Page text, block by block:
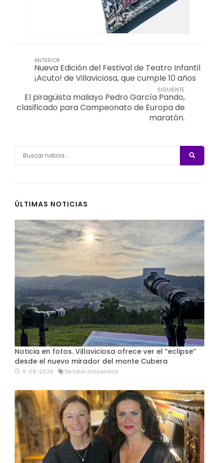
ANTERIOR
Nueva Edición del Festival de Teatro Infantil
¡Acuto! de Villaviciosa, que cumple 10 años
SIGUIENTE
El piragüista maliayo Pedro García Pando,
clasificado para Campeonato de Europa de
maratón.
ÚLTIMAS NOTICIAS
Noticia en fotos. Villaviciosa ofrece ver el “eclipse”
desde el nuevo mirador del monte Cubera
8-08-2026 De total actualidad